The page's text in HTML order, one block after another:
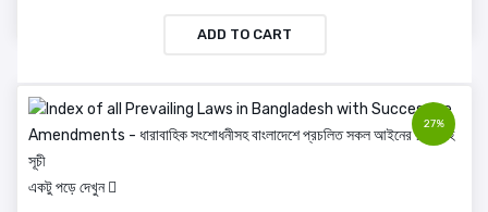
ADD TO CART
27%
একটু পড়ে দেখুন